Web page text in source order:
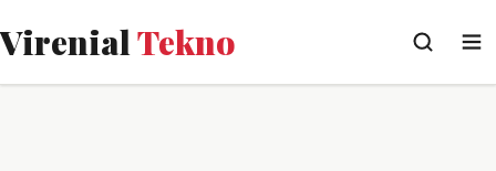
VirenialTekno